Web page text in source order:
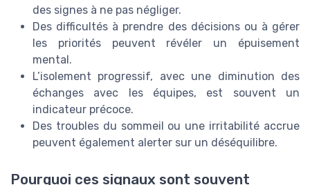
des signes à ne pas négliger.
Des difficultés à prendre des décisions ou à gérer
les priorités peuvent révéler un épuisement
mental.
L’isolement progressif, avec une diminution des
échanges avec les équipes, est souvent un
indicateur précoce.
Des troubles du sommeil ou une irritabilité accrue
peuvent également alerter sur un déséquilibre.
Pourquoi ces signaux sont souvent